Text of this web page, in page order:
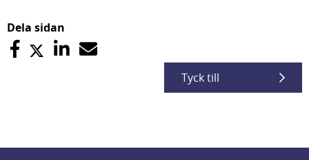
Dela sidan
Tyck till